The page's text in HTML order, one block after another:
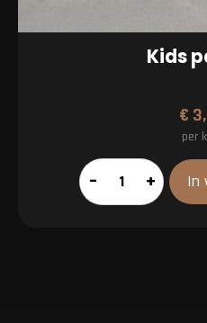
Kids
€
per
Kids
pakket
– + In